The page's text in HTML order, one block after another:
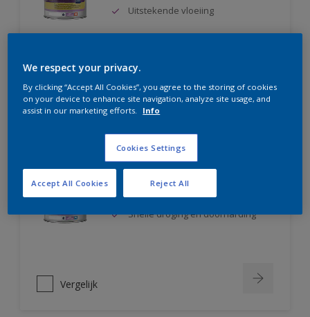
Uitstekende vloeiing
Rubbol BL Rezisto Satin
Extreem kras- en slijtvast
Huidvetresistente zijdeglanslak
Snelle droging en doorharding
Vergelijk
We respect your privacy.
By clicking “Accept All Cookies”, you agree to the storing of cookies
on your device to enhance site navigation, analyze site usage, and
assist in our marketing efforts.
Info
Cookies Settings
Reject All
Accept All Cookies